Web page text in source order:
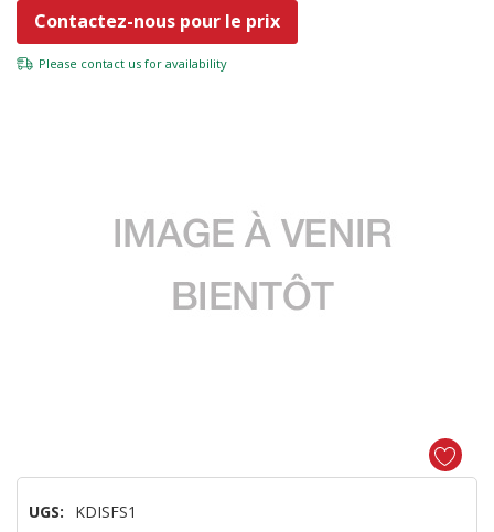
Contactez-nous pour le prix
Please contact us for availability
UGS: KDISFS1